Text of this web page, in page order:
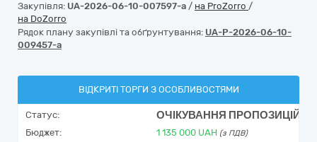
Закупівля: UA-2026-06-10-007597-a / на ProZorro /
на DoZorro
Рядок плану закупівлі та обґрунтування: UA-P-2026-06-10-
009457-a
ВІДКРИТІ ТОРГИ З ОСОБЛИВОСТЯМИ
Статус: ОЧІКУВАННЯ ПРОПОЗИЦІЙ
Бюджет: 1 135 000 UAH (з ПДВ)